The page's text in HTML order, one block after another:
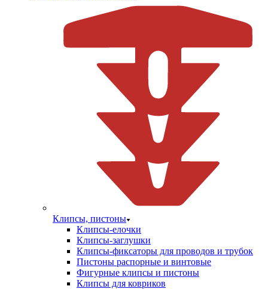
Клипсы, пистоны
Клипсы-елочки
Клипсы-заглушки
Клипсы-фиксаторы для проводов и трубок
Пистоны распорные и винтовые
Фигурные клипсы и пистоны
Клипсы для ковриков